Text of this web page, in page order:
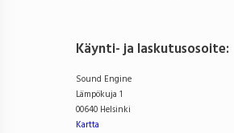
Käynti- ja laskutusosoite:
Sound Engine
Lämpökuja 1
00640 Helsinki
Kartta